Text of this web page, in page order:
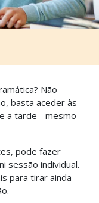
Não
basta aceder às
a tarde - mesmo
pode fazer
sessão individual.
para tirar ainda